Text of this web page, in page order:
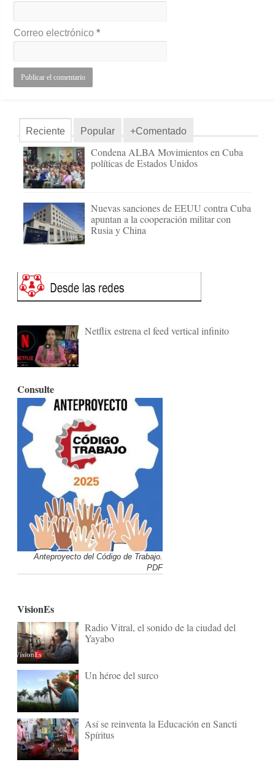
Correo electrónico*
Reciente Popular +Comentado
Condena ALBA Movimientos en Cuba
políticas de Estados Unidos
Nuevas sanciones de EEUU contra Cuba
apuntan a la cooperación militar con
Rusia y China
Netflix estrena el feed vertical infinito
Consulte
Anteproyecto del Código de Trabajo.
PDF
VisionEs
Radio Vitral, el sonido de la ciudad del
Yayabo
Un héroe del surco
Así se reinventa la Educación en Sancti
Spíritus